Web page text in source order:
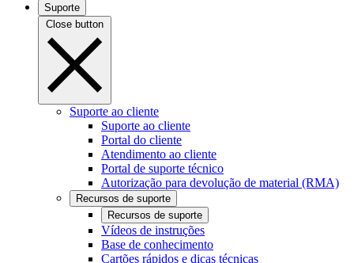
Suporte
Close button
Suporte ao cliente
Suporte ao cliente
Portal do cliente
Atendimento ao cliente
Portal de suporte técnico
Autorização para devolução de material (RMA)
Recursos de suporte
Recursos de suporte
Vídeos de instruções
Base de conhecimento
Cartões rápidos e dicas técnicas